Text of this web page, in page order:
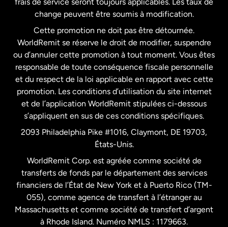
États-Unis Español
France
Malaisie
Nouvelle-Zélande
Pays-Bas
Royaume-Uni
Suède
frais de service seront toujours applicables. Les taux de
change peuvent être soumis à modification.
Cette promotion ne doit pas être détournée.
WorldRemit se réserve le droit de modifier, suspendre
ou d’annuler cette promotion à tout moment. Vous êtes
responsable de toute conséquence fiscale personnelle
et du respect de la loi applicable en rapport avec cette
promotion. Les conditions d’utilisation du site internet
et de l’application WorldRemit stipulées ci-dessous
s’appliquent en sus de ces conditions spécifiques.
2093 Philadelphia Pike #1016, Claymont, DE 19703,
États-Unis.
WorldRemit Corp. est agréée comme société de
transferts de fonds par le département des services
financiers de l’État de New York et à Puerto Rico (TM-
055), comme agence de transfert à l’étranger au
Massachusetts et comme société de transfert d’argent
à Rhode Island. Numéro NMLS : 1179663.